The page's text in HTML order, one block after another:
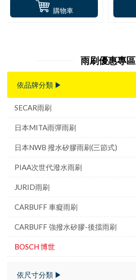
購物車
雨刷優惠專區
依品牌分類 ▶
SECAR雨刷
日本MITA雨彈雨刷
日本NWB 撥水矽膠雨刷(三節式)
PIAA次世代潑水雨刷
JURID雨刷
CARBUFF 車癡雨刷
CARBUFF 強撥水矽膠-後擋雨刷
BOSCH 博世
依尺寸分類 ▶